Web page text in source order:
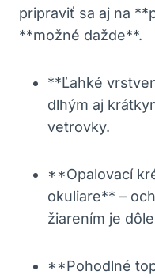
pripraviť sa aj na
**možné dažde**.
**Ľahké
dlhým aj
vetrovky.
**Opalovací
okuliare** –
žiarením je
**Pohodlné